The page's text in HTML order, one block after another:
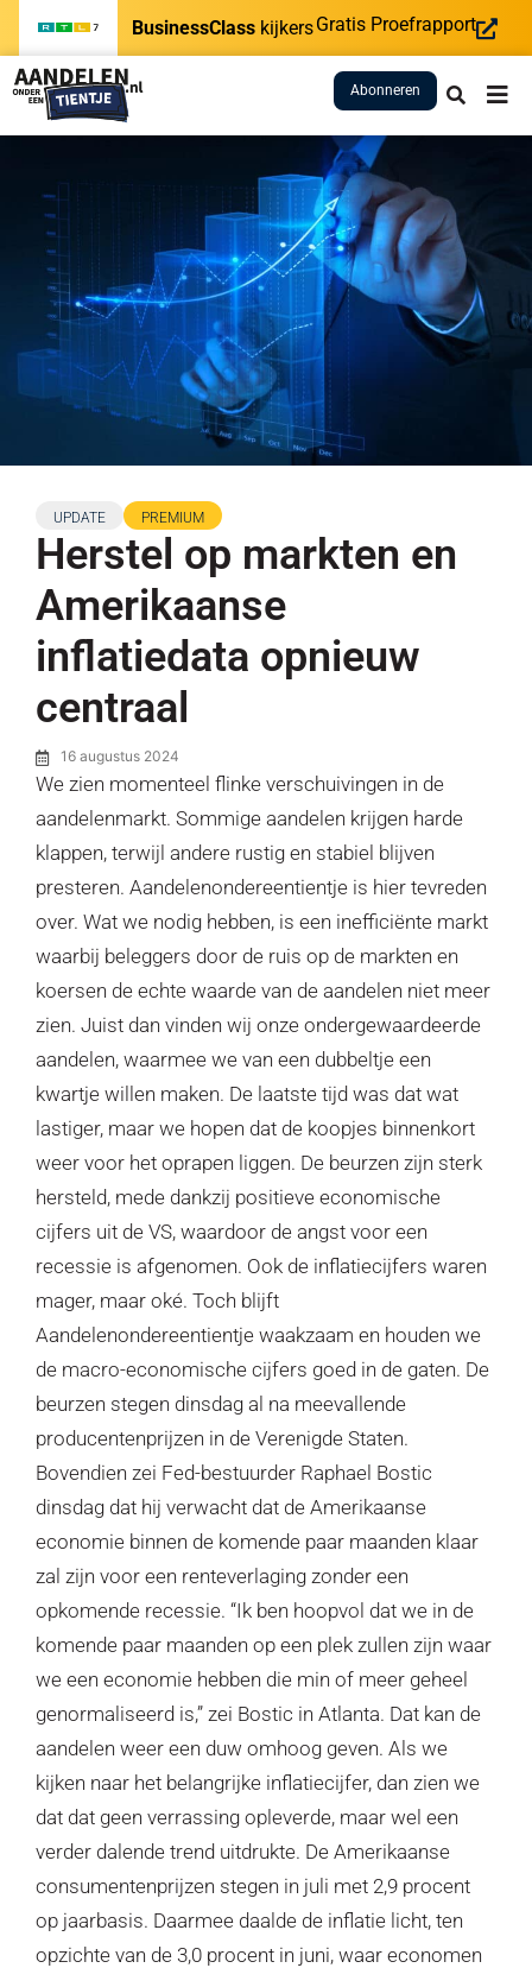
BusinessClass kijkersGratis Proefrapport
Abonneren
UPDATE PREMIUM
Herstel op markten en
Amerikaanse
inflatiedata opnieuw
centraal
16 augustus 2024
We zien momenteel flinke verschuivingen in de
aandelenmarkt. Sommige aandelen krijgen harde
klappen, terwijl andere rustig en stabiel blijven
presteren. Aandelenondereentientje is hier tevreden
over. Wat we nodig hebben, is een inefficiënte markt
waarbij beleggers door de ruis op de markten en
koersen de echte waarde van de aandelen niet meer
zien. Juist dan vinden wij onze ondergewaardeerde
aandelen, waarmee we van een dubbeltje een
kwartje willen maken. De laatste tijd was dat wat
lastiger, maar we hopen dat de koopjes binnenkort
weer voor het oprapen liggen. De beurzen zijn sterk
hersteld, mede dankzij positieve economische
cijfers uit de VS, waardoor de angst voor een
recessie is afgenomen. Ook de inflatiecijfers waren
mager, maar oké. Toch blijft
Aandelenondereentientje waakzaam en houden we
de macro-economische cijfers goed in de gaten. De
beurzen stegen dinsdag al na meevallende
producentenprijzen in de Verenigde Staten.
Bovendien zei Fed-bestuurder Raphael Bostic
dinsdag dat hij verwacht dat de Amerikaanse
economie binnen de komende paar maanden klaar
zal zijn voor een renteverlaging zonder een
opkomende recessie. “Ik ben hoopvol dat we in de
komende paar maanden op een plek zullen zijn waar
we een economie hebben die min of meer geheel
genormaliseerd is,” zei Bostic in Atlanta. Dat kan de
aandelen weer een duw omhoog geven. Als we
kijken naar het belangrijke inflatiecijfer, dan zien we
dat dat geen verrassing opleverde, maar wel een
verder dalende trend uitdrukte. De Amerikaanse
consumentenprijzen stegen in juli met 2,9 procent
op jaarbasis. Daarmee daalde de inflatie licht, ten
opzichte van de 3,0 procent in juni, waar economen